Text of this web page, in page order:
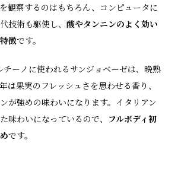
観察するのはもちろん、コンピュータに
技術も駆使し、酸やタンニンのよく効い
徴です。
チーノに使われるサンジョベーゼは、晩熟
は果実のフレッシュさを思わせる香り、
が強めの味わいになります。イタリアン
味わいになっているので、 フルボディ初
です。